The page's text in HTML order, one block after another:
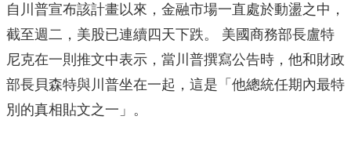
自川普宣布該計畫以來，金融市場一直處於動盪之中，
截至週二，美股已連續四天下跌。 美國商務部長盧特
尼克在一則推文中表示，當川普撰寫公告時，他和財政
部長貝森特與川普坐在一起，這是「他總統任期內最特
別的真相貼文之一」。